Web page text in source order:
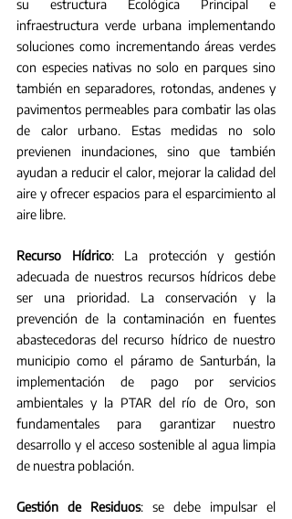
su estructura Ecológica Principal e
infraestructura verde urbana implementando
soluciones como incrementando áreas verdes
con especies nativas no solo en parques sino
también en separadores, rotondas, andenes y
pavimentos permeables para combatir las olas
de calor urbano. Estas medidas no solo
previenen inundaciones, sino que también
ayudan a reducir el calor, mejorar la calidad del
aire y ofrecer espacios para el esparcimiento al
aire libre.
Recurso Hídrico: La protección y gestión
adecuada de nuestros recursos hídricos debe
ser una prioridad. La conservación y la
prevención de la contaminación en fuentes
abastecedoras del recurso hídrico de nuestro
municipio como el páramo de Santurbán, la
implementación de pago por servicios
ambientales y la PTAR del río de Oro, son
fundamentales para garantizar nuestro
desarrollo y el acceso sostenible al agua limpia
de nuestra población.
Gestión de Residuos: se debe impulsar el